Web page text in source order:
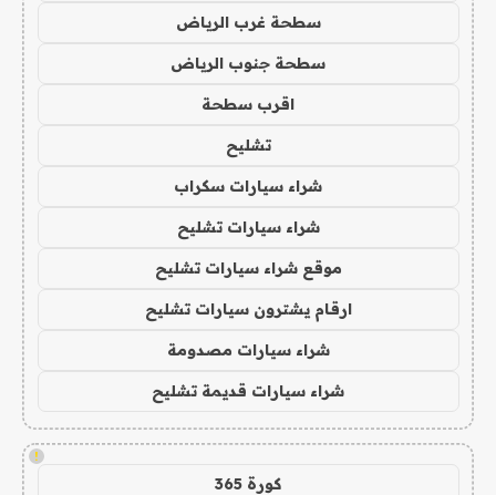
سطحة غرب الرياض
سطحة جنوب الرياض
اقرب سطحة
تشليح
شراء سيارات سكراب
شراء سيارات تشليح
موقع شراء سيارات تشليح
ارقام يشترون سيارات تشليح
شراء سيارات مصدومة
شراء سيارات قديمة تشليح
!
كورة 365